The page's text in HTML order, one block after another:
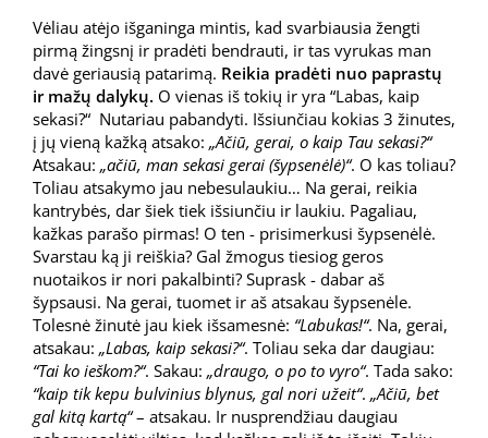
Vėliau atėjo išganinga mintis, kad svarbiausia žengti
pirmą žingsnį ir pradėti bendrauti, ir tas vyrukas man
davė geriausią patarimą. Reikia pradėti nuo paprastų
ir mažų dalykų. O vienas iš tokių ir yra “Labas, kaip
sekasi?“ Nutariau pabandyti. Išsiunčiau kokias 3 žinutes,
į jų vieną kažką atsako: „Ačiū, gerai, o kaip Tau sekasi?“
Atsakau: „ačiū, man sekasi gerai (šypsenėlė)“. O kas toliau?
Toliau atsakymo jau nebesulaukiu… Na gerai, reikia
kantrybės, dar šiek tiek išsiunčiu ir laukiu. Pagaliau,
kažkas parašo pirmas! O ten - prisimerkusi šypsenėlė.
Svarstau ką ji reiškia? Gal žmogus tiesiog geros
nuotaikos ir nori pakalbinti? Suprask - dabar aš
šypsausi. Na gerai, tuomet ir aš atsakau šypsenėle.
Tolesnė žinutė jau kiek išsamesnė: “Labukas!“. Na, gerai,
atsakau: „Labas, kaip sekasi?“. Toliau seka dar daugiau:
“Tai ko ieškom?“. Sakau: „draugo, o po to vyro“. Tada sako:
“kaip tik kepu bulvinius blynus, gal nori užeit“. „Ačiū, bet
gal kitą kartą“– atsakau. Ir nusprendžiau daugiau